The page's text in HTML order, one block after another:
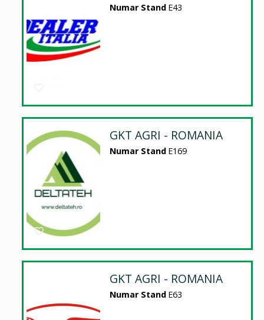
Numar Stand E43
GKT AGRI - ROMANIA
Numar Stand E169
GKT AGRI - ROMANIA
Numar Stand E63